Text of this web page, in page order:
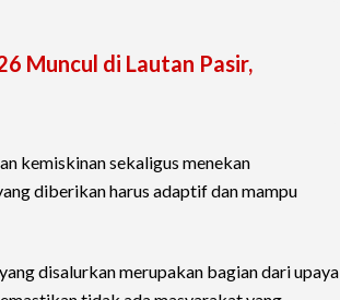
Muncul di Lautan Pasir,
kemiskinan sekaligus menekan
diberikan harus adaptif dan mampu
disalurkan merupakan bagian dari upaya